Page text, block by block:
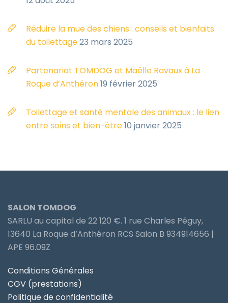
Réduire la mue des chiens : conseils et bienfaits
du toilettage23 mars 2025
Partenariat TOMDOG et Maëlle Ravaux à La
Roque d’Anthéron19 février 2025
Toilettage et santé mentale des animaux : le lien
entre soins et bien-être10 janvier 2025
SALON TOMDOG
SARLU au capital de 22 120 €. 1 rue Charles Péguy,
13640 La Roque d’Anthéron RCS Salon B 934914656 |
APE 96.09Z
Conditions Générales
CGV (prestations)
Politique de confidentialité